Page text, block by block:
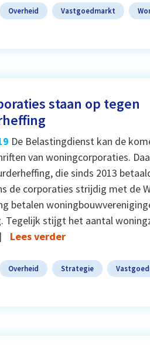
Overheid Vastgoedmarkt
staan op tegen
De Belastingdienst kan de
van woningcorporaties.
die sinds 2013
de corporaties strijdig met de
betalen
Tegelijk stijgt het aantal
Lees verder
Overheid Strategie